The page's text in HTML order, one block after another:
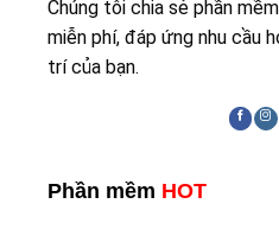
Chúng tôi chia sẻ phần
miễn phí, đáp ứng nhu cầu
trí của bạn.
Phần mềm HOT